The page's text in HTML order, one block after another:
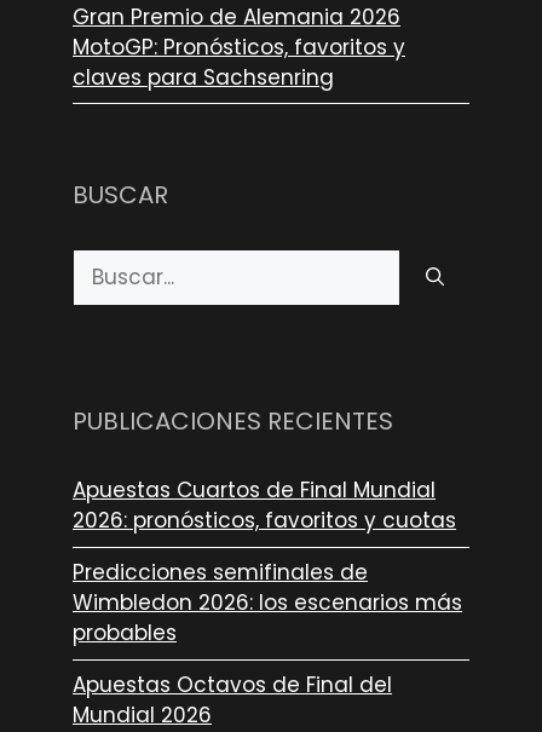
Gran Premio de Alemania 2026
MotoGP: Pronósticos, favoritos y
claves para Sachsenring
BUSCAR
Buscar:
PUBLICACIONES RECIENTES
Apuestas Cuartos de Final Mundial
2026: pronósticos, favoritos y cuotas
Predicciones semifinales de
Wimbledon 2026: los escenarios más
probables
Apuestas Octavos de Final del
Mundial 2026